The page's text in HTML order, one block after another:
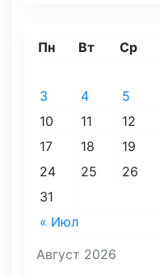
Август 2026
Пн Вт Ср
« Июл
3
4 5
10
11 12
17
18 19
24
25 26
31